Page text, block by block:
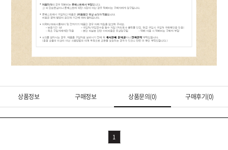
상품정보 구매정보 상품문의(0) 구매후기(0)
1